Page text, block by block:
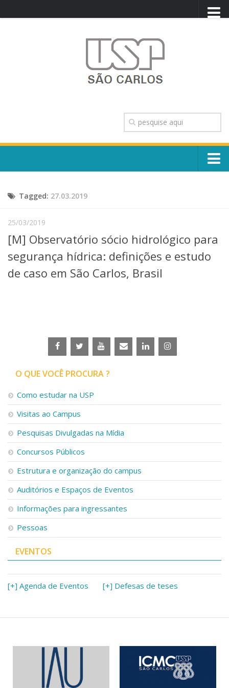
TRANSPARÊNCIA
OUVIDORIA
CONTATO
Escola, Institutos e Órgãos
Núcleos e Comissões
Telefones e Mapas
Ensino
Graduação
Linhas de Pesquisa
Centros, Núcleos e Projetos em Rede
Iniciação Científica
Empresas Juniores
Extensão à Comunidade
Projetos, Programas e Cursos
Artes, Cultura e Esportes
Museus e Espaços Interativos
Serviços
Bibliotecas
Apoio ao Estudante
Segurança, Trânsito e Prevenção
RH, Administrativo e Financeiro
Outros serviços
Comunicação
Assessorias e Mídias
Aplicativos e Sites
Jornal da USP
Agenda de Eventos
Tagged: 27.03.2019
25/03/2019
[M] Observatório sócio hidrológico para
segurança hídrica: definições e estudo
de caso em São Carlos, Brasil
O QUE VOCÊ PROCURA ?
Como estudar na USP
Visitas ao Campus
Pesquisas Divulgadas na Mídia
Concursos Públicos
Estrutura e organização do campus
Auditórios e Espaços de Eventos
Informações para ingressantes
Pessoas
EVENTOS
[+] Agenda de Eventos [+] Defesas de teses